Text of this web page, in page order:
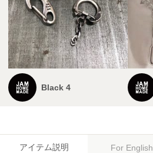
Black 4
アイテム説明 For English